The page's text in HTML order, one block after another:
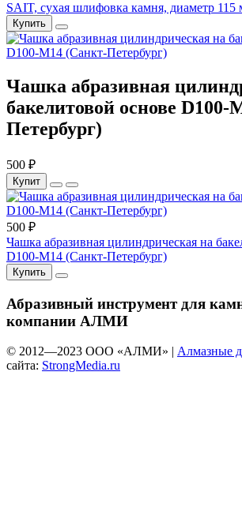
SAIT, сухая шлифовка камня, диаметр 115
Купить
Чашка абразивная
бакелитовой основе
Петербург)
500 ₽
Купит
500 ₽
Чашка абразивная цилиндрическая на
D100-М14 (Санкт-Петербург)
Купить
Абразивный инструмент для
компании АЛМИ
© 2012—2023 ООО «АЛМИ» | Алмазные
сайта: StrongMedia.ru